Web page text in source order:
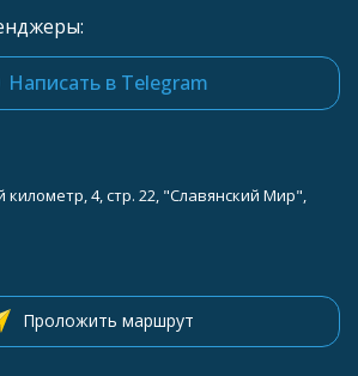
Написать в Telegram
4, стр. 22, "Славянский Мир",
Проложить маршрут